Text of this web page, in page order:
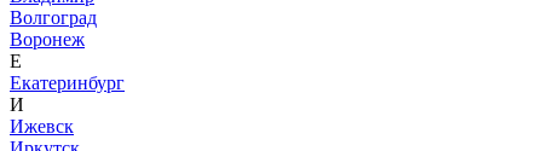
Волгоград
Воронеж
Е
Екатеринбург
И
Ижевск